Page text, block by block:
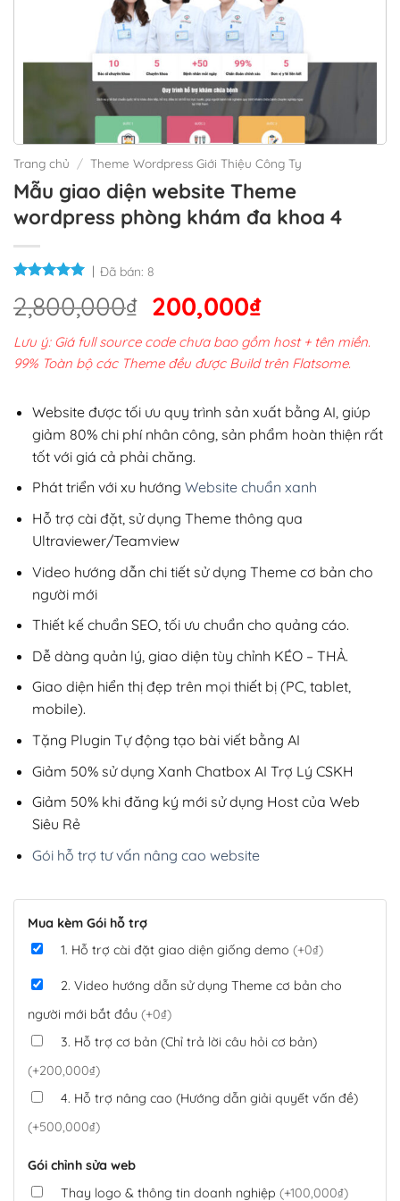
Trang chủ / Theme Wordpress Giới Thiệu Công Ty
Mẫu giao diện website Theme
wordpress phòng khám đa khoa 4
Đã bán: 8
2,800,000₫ Giá
gốc
là:
2,800,000₫.
200,000₫Giá
hiện
tại
200,000₫.
Lưu ý: Giá full source code chưa bao gồm host + tên miền.
99% Toàn bộ các Theme đều được Build trên Flatsome.
Website được tối ưu quy trình sản xuất bằng AI, giúp
giảm 80% chi phí nhân công, sản phẩm hoàn thiện rất
tốt với giá cả phải chăng.
Phát triển với xu hướng Website chuẩn xanh
Hỗ trợ cài đặt, sử dụng Theme thông qua
Ultraviewer/Teamview
Video hướng dẫn chi tiết sử dụng Theme cơ bản cho
người mới
Thiết kế chuẩn SEO, tối ưu chuẩn cho quảng cáo.
Dễ dàng quản lý, giao diện tùy chỉnh KÉO – THẢ.
Giao diện hiển thị đẹp trên mọi thiết bị (PC, tablet,
mobile).
Tặng Plugin Tự động tạo bài viết bằng AI
Giảm 50% sử dụng Xanh Chatbox AI Trợ Lý CSKH
Giảm 50% khi đăng ký mới sử dụng Host của Web
Siêu Rẻ
Gói hỗ trợ tư vấn nâng cao website
Mua kèm Gói hỗ trợ
1. Hỗ trợ cài đặt giao diện giống demo (+0₫)
2. Video hướng dẫn sử dụng Theme cơ bản cho
người mới bắt đầu (+0₫)
3. Hỗ trợ cơ bản (Chỉ trả lời câu hỏi cơ bản)
(+200,000₫)
4. Hỗ trợ nâng cao (Hướng dẫn giải quyết vấn đề)
(+500,000₫)
Gói chỉnh sửa web
Thay logo & thông tin doanh nghiệp (+100,000₫)